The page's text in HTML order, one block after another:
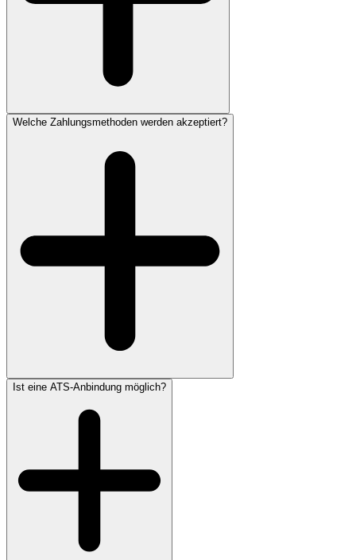
Welche Zahlungsmethoden werden akzeptiert?
Ist eine ATS-Anbindung möglich?